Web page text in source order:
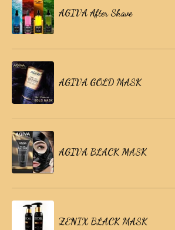
AGIVA After Shave
AGIVA GOLD MASK
AGIVA BLACK MASK
ZENIX BLACK MASK